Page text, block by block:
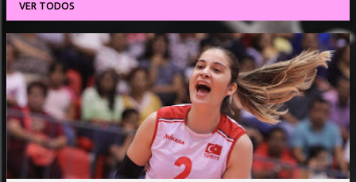
VER TODOS
P
o
s
t
a
g